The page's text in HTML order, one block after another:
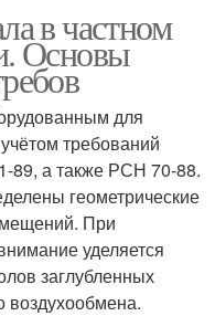
в частном
Основы
для
требований
а также РСН 70-88.
геометрические
При
уделяется
заглубленных
воздухообмена.